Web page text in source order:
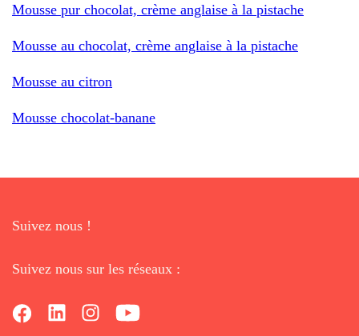
Mousse pur chocolat, crème anglaise à la pistache
Mousse au chocolat, crème anglaise à la pistache
Mousse au citron
Mousse chocolat-banane
Suivez nous !
Suivez nous sur les réseaux :